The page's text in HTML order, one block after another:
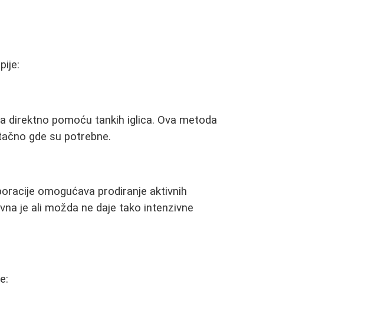
direktno pomoću tankih iglica. Ova metoda
gde su potrebne.
omogućava prodiranje aktivnih
je ali možda ne daje tako intenzivne